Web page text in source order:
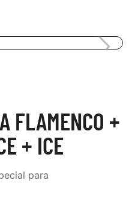
FLAMENCO +
+ ICE
para